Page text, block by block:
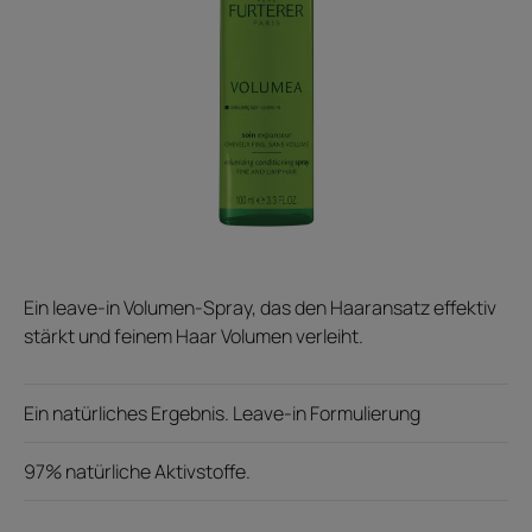
Ein leave-in Volumen-Spray, das den Haaransatz effektiv
stärkt und feinem Haar Volumen verleiht.
Ein natürliches Ergebnis. Leave-in Formulierung
97% natürliche Aktivstoffe.